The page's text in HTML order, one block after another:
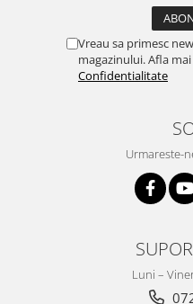
Vreau sa primesc
magazinului. Afla
Confidentialitate
Urmareste-
Luni –